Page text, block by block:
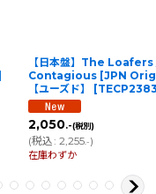
【日本盤】The
Contagious [JPN
【ユーズド】
[
2,050.-(税別)
(税込: 2,255.-)
在庫わずか